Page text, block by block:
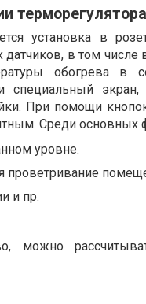
терморегулятора
установка в
в том числе
обогрева в
специальный
При помощи
Среди основных
уровне.
проветривание
и пр.
можно